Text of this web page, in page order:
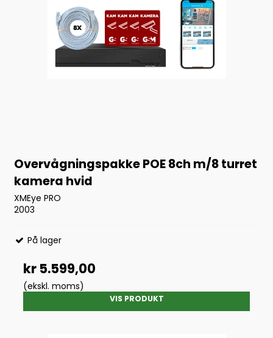
Overvågningspakke POE 8ch m/8 turret
kamera hvid
XMEye PRO
2003
På lager
kr 5.599,00
(ekskl. moms)
VIS PRODUKT